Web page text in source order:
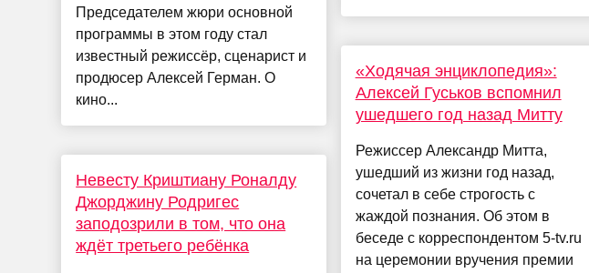
Председателем жюри основной
программы в этом году стал
известный режиссёр, сценарист и
продюсер Алексей Герман. О
кино...
Невесту Криштиану Роналду
Джорджину Родригес
заподозрили в том, что она
ждёт третьего ребёнка
«Ходячая энциклопедия»:
Алексей Гуськов вспомнил
ушедшего год назад Митту
Режиссер Александр Митта,
ушедший из жизни год назад,
сочетал в себе строгость с
жаждой познания. Об этом в
беседе с корреспондентом 5-tv.ru
на церемонии вручения премии